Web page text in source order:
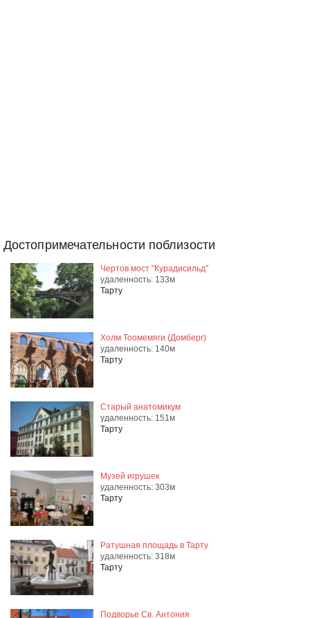
Достопримечательности поблизости
Чертов мост "Курадисильд"
удаленность: 133м
Тарту
Холм Тоомемяги (Домберг)
удаленность: 140м
Тарту
Старый анатомикум
удаленность: 151м
Тарту
Музей игрушек
удаленность: 303м
Тарту
Ратушная площадь в Тарту
удаленность: 318м
Тарту
Подворье Св. Антония